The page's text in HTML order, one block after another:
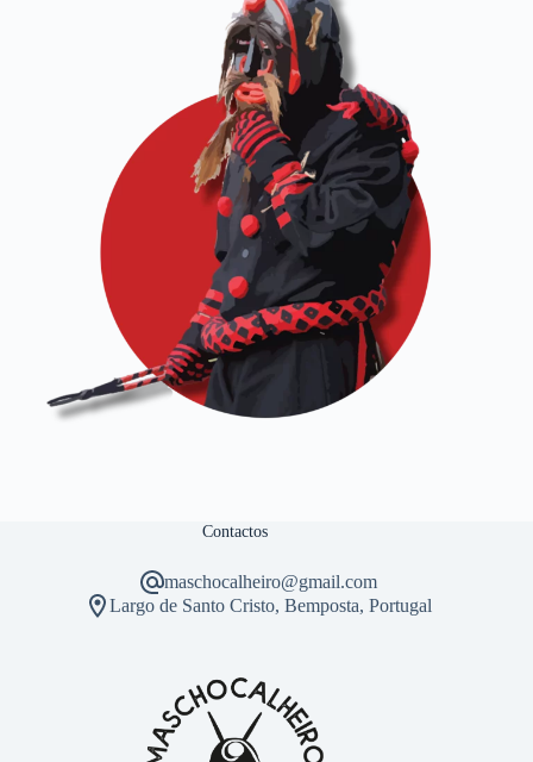
Contactos
maschocalheiro@gmail.com
Largo de Santo Cristo, Bemposta, Portugal